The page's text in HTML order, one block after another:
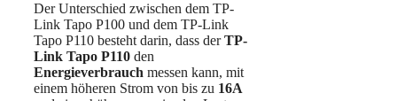
Der Unterschied zwischen dem TP-
Link Tapo P100 und dem TP-Link
Tapo P110 besteht darin, dass derTP-
Link Tapo P110 den
Energieverbrauch messen kann, mit
einem höheren Strom von bis zu 16A